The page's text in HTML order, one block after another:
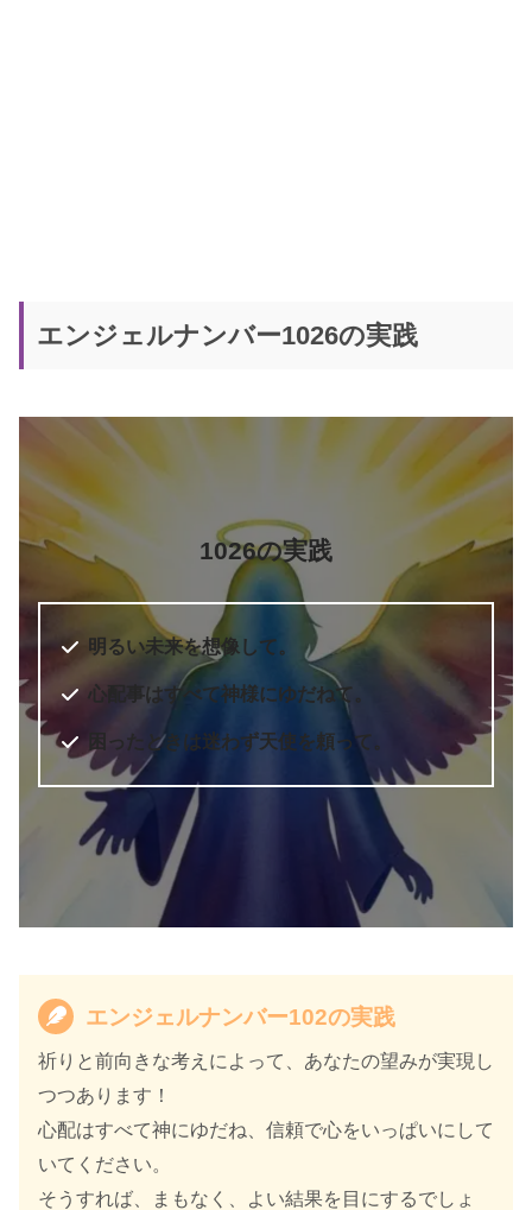
エンジェルナンバー1026の実践
1026の実践
明るい未来を想像して。
心配事はすべて神様にゆだねて。
困ったときは迷わず天使を頼って。
エンジェルナンバー102の実践
祈りと前向きな考えによって、あなたの望みが実現し
つつあります！
心配はすべて神にゆだね、信頼で心をいっぱいにして
いてください。
そうすれば、まもなく、よい結果を目にするでしょ